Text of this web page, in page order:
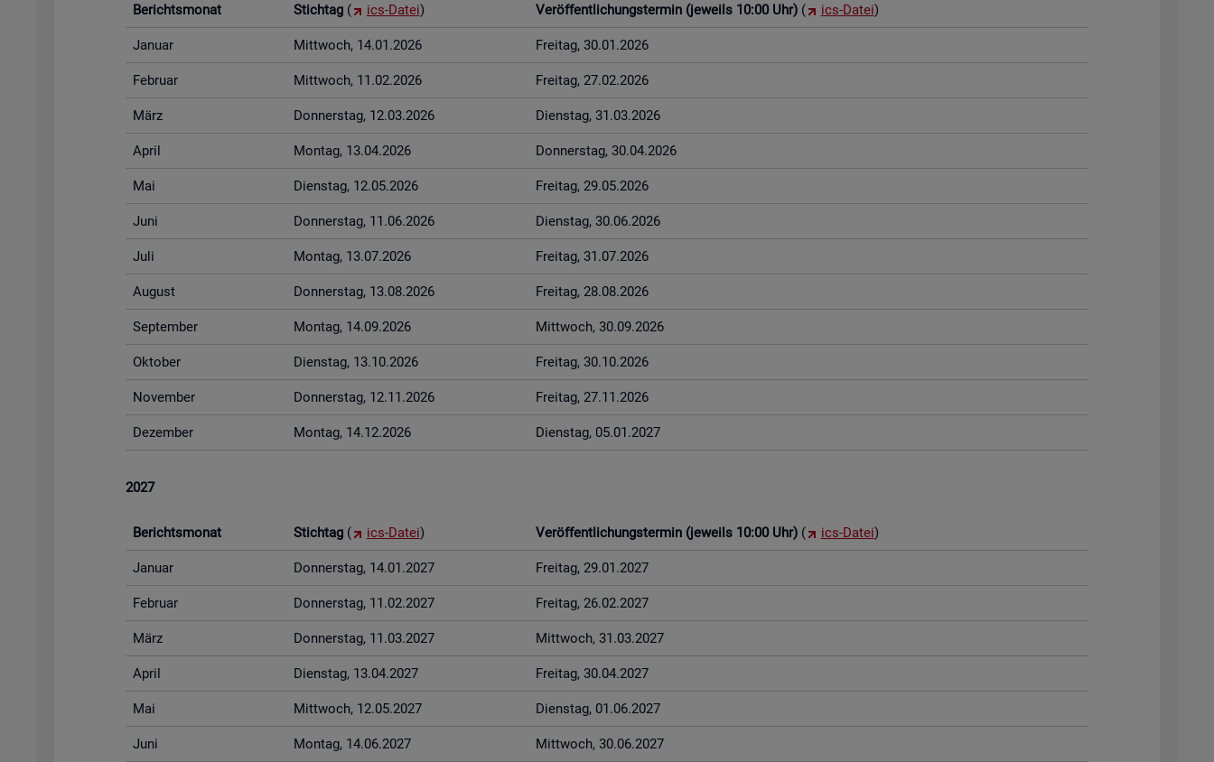
Be­richts­mo­nat Stich­tag ( ics-Datei) Ver­öf­fent­li­chungs­ter­min (je­weils 10:00 Uhr) ( ics-Datei)
Ja­nu­ar Mitt­woch, 14.01.2026 Frei­tag, 30.01.2026
Fe­bru­ar Mitt­woch, 11.02.2026 Frei­tag, 27.02.2026
März Don­ners­tag, 12.03.2026 Diens­tag, 31.03.2026
April Mon­tag, 13.04.2026 Don­ners­tag, 30.04.2026
Mai Diens­tag, 12.05.2026 Frei­tag, 29.05.2026
Juni Don­ners­tag, 11.06.2026 Diens­tag, 30.06.2026
Juli Mon­tag, 13.07.2026 Frei­tag, 31.07.2026
Au­gust Don­ners­tag, 13.08.2026 Frei­tag, 28.08.2026
Sep­tem­ber Mon­tag, 14.09.2026 Mitt­woch, 30.09.2026
Ok­to­ber Diens­tag, 13.10.2026 Frei­tag, 30.10.2026
No­vem­ber Don­ners­tag, 12.11.2026 Frei­tag, 27.11.2026
De­zem­ber Mon­tag, 14.12.2026 Diens­tag, 05.01.2027
2027
Be­richts­mo­nat Stich­tag ( ics-Datei) Ver­öf­fent­li­chungs­ter­min (je­weils 10:00 Uhr)( ics-Datei)
Ja­nu­ar Don­ners­tag, 14.01.2027 Frei­tag, 29.01.2027
Fe­bru­ar Don­ners­tag, 11.02.2027 Frei­tag, 26.02.2027
März Don­ners­tag, 11.03.2027 Mitt­woch, 31.03.2027
April Diens­tag, 13.04.2027 Frei­tag, 30.04.2027
Mai Mitt­woch, 12.05.2027 Diens­tag, 01.06.2027
Juni Mon­tag, 14.06.2027 Mitt­woch, 30.06.2027